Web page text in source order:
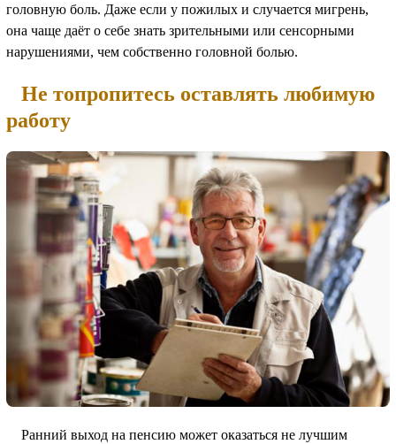
головную боль. Даже если у пожилых и случается мигрень,
она чаще даёт о себе знать зрительными или сенсорными
нарушениями, чем собственно головной болью.
Не топропитесь оставлять любимую
работу
Ранний выход на пенсию может оказаться не лучшим